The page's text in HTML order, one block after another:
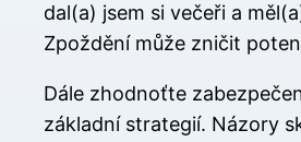
dal(a) jsem si večeři a
Zpoždění může zničit
Dále zhodnoťte
základní strategií. Názory